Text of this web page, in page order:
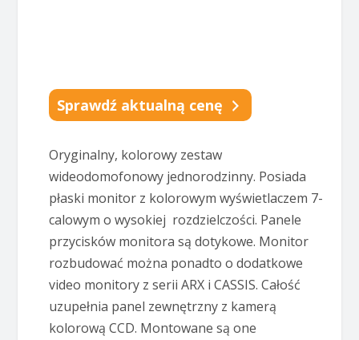
Sprawdź aktualną cenę
Oryginalny, kolorowy zestaw
wideodomofonowy jednorodzinny. Posiada
płaski monitor z kolorowym wyświetlaczem 7-
calowym o wysokiej rozdzielczości. Panele
przycisków monitora są dotykowe. Monitor
rozbudować można ponadto o dodatkowe
video monitory z serii ARX i CASSIS. Całość
uzupełnia panel zewnętrzny z kamerą
kolorową CCD. Montowane są one